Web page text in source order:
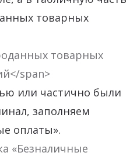
товарных
товарных
span>
или частично были
заполняем
оплаты».
«Безналичные